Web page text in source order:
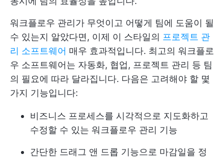
워크플로우 관리가 무엇이고 어떻게 팀에 도움이 될
수 있는지 알았다면, 이제 이 스타일의 프로젝트 관
리 소프트웨어 매우 효과적입니다. 최고의 워크플로
우 소프트웨어는 자동화, 협업, 프로젝트 관리 등 팀
의 필요에 따라 달라집니다. 다음은 고려해야 할 몇
가지 기능입니다:
비즈니스 프로세스를 시각적으로 지도화하고
수정할 수 있는 워크플로우 관리 기능
간단한 드래그 앤 드롭 기능으로 마감일을 정